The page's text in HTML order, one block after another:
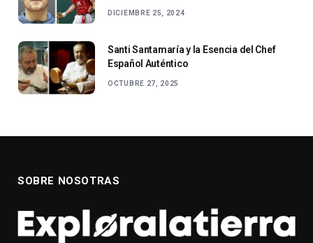
DICIEMBRE 25, 2024
Santi Santamaría y la Esencia del Chef
Español Auténtico
OCTUBRE 27, 2025
SOBRE NOSOTRAS